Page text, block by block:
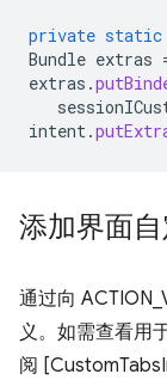
private static
Bundle extras
extras .
intent.
添加界面
通过向
义。如需查看用
阅